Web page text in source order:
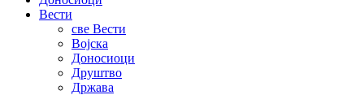
Вести
све Вести
Војска
Доносиоци
Друштво
Држава